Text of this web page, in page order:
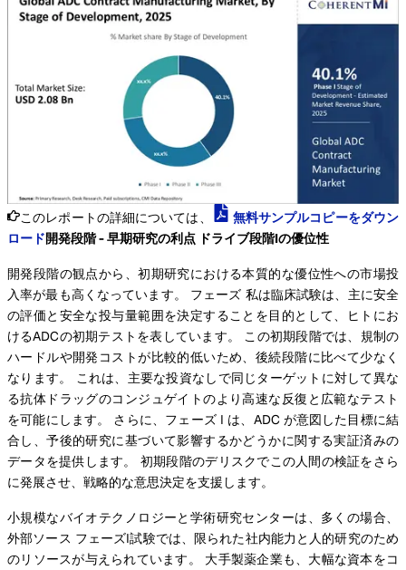
このレポートの詳細については、
無料サンプルコピーをダウン
ロード開発段階 - 早期研究の利点 ドライブ段階Iの優位性
開発段階の観点から、初期研究における本質的な優位性への市場投
入率が最も高くなっています。 フェーズ 私は臨床試験は、主に安全
の評価と安全な投与量範囲を決定することを目的として、ヒトにお
けるADCの初期テストを表しています。 この初期段階では、規制の
ハードルや開発コストが比較的低いため、後続段階に比べて少なく
なります。 これは、主要な投資なしで同じターゲットに対して異な
る抗体ドラッグのコンジュゲイトのより高速な反復と広範なテスト
を可能にします。 さらに、フェーズ I は、ADC が意図した目標に結
合し、予後的研究に基づいて影響するかどうかに関する実証済みの
データを提供します。 初期段階のデリスクでこの人間の検証をさら
に発展させ、戦略的な意思決定を支援します。
小規模なバイオテクノロジーと学術研究センターは、多くの場合、
外部ソース フェーズI試験では、限られた社内能力と人的研究のため
のリソースが与えられています。 大手製薬企業も、大幅な資本をコ